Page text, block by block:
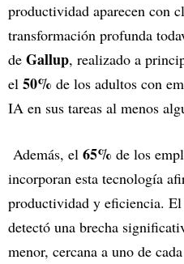
productividad aparecen con
transformación profunda
de Gallup, realizado a
el 50% de los adultos con
IA en sus tareas al menos
Además, el 65% de los
incorporan esta tecnología
productividad y eficiencia.
detectó una brecha
menor, cercana a uno de